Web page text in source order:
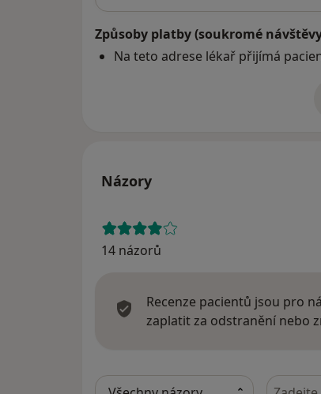
Způsoby platby (soukromé
Na teto adrese lékař přijímá
Názory
14 názorů
Recenze pacientů jsou pro
zaplatit za odstranění nebo
Hledejte